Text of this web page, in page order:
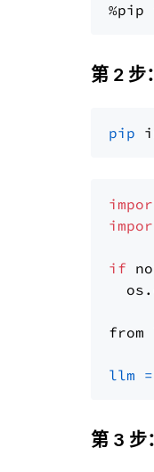
第 2 步
pip
if
from
llm =
第 3 步